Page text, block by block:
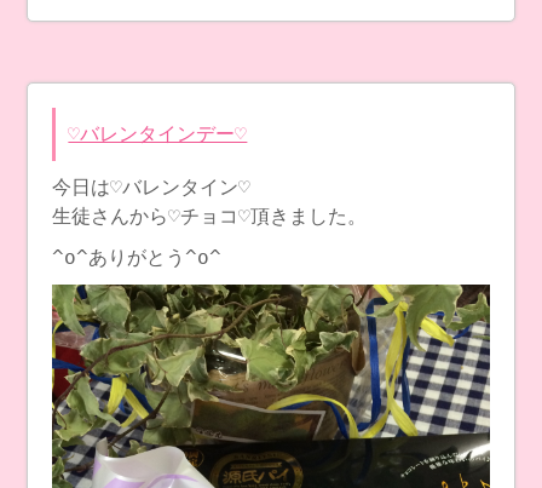
♡バレンタインデー♡
今日は♡バレンタイン♡
生徒さんから♡チョコ♡頂きました。
^o^ありがとう^o^